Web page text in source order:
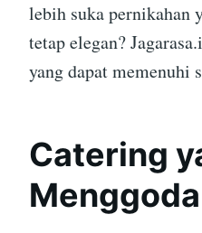
lebih suka pernikahan
tetap elegan?
yang dapat memenuhi
Catering